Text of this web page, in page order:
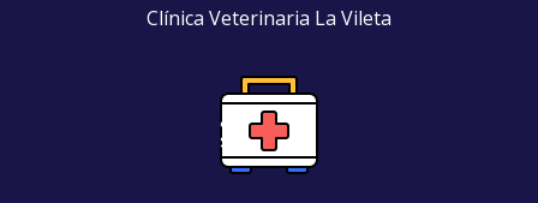
Clínica Veterinaria La Vileta